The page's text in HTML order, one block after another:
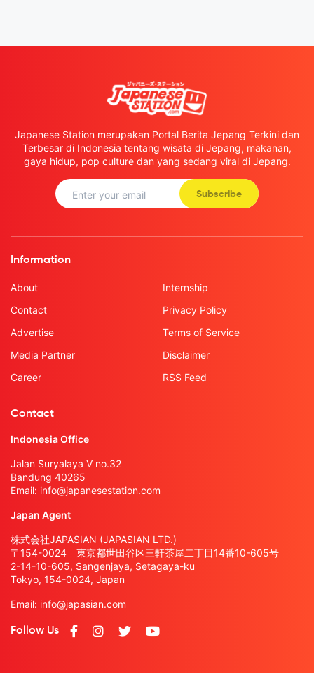
Japanese Station merupakan Portal Berita Jepang Terkini dan
Terbesar di Indonesia tentang wisata di Jepang, makanan,
gaya hidup, pop culture dan yang sedang viral di Jepang.
Subscribe
Information
About
Contact
Advertise
Media Partner
Career
Internship
Privacy Policy
Terms of Service
Disclaimer
RSS Feed
Contact
Indonesia Office
Jalan Suryalaya V no.32
Bandung 40265
Email: info@japanesestation.com
Japan Agent
株式会社JAPASIAN (JAPASIAN LTD.)
〒154-0024 東京都世田谷区三軒茶屋二丁目14番10-605号
2-14-10-605, Sangenjaya, Setagaya-ku
Tokyo, 154-0024, Japan
Email: info@japasian.com
Follow Us